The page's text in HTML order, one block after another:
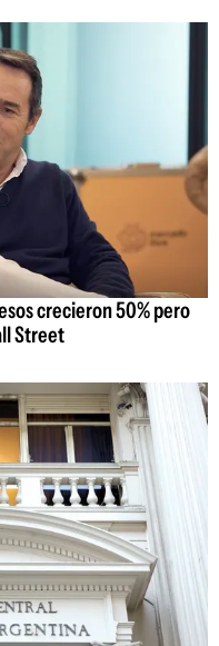
crecieron 50% pero
Street